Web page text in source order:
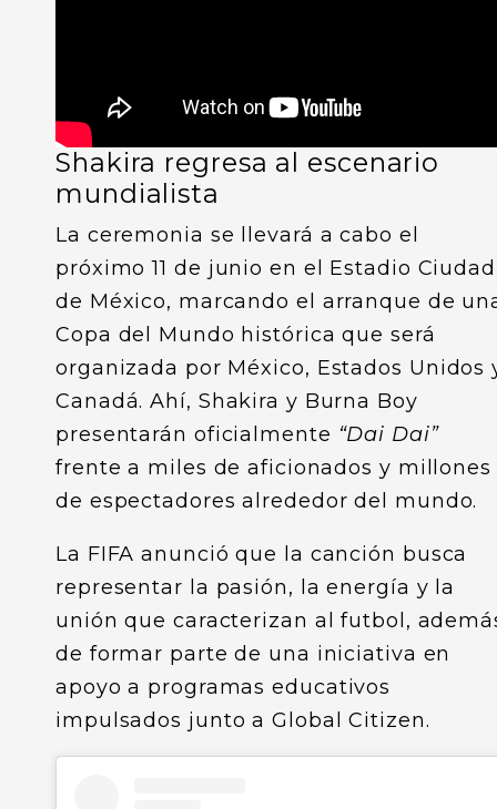
Shakira regresa al escenario
mundialista
La ceremonia se llevará a cabo el
próximo 11 de junio en el Estadio Ciudad
de México, marcando el arranque de
Copa del Mundo histórica que será
organizada por México, Estados Unidos
Canadá. Ahí, Shakira y Burna Boy
presentarán oficialmente “Dai Dai”
frente a miles de aficionados y millones
de espectadores alrededor del mundo.
La FIFA anunció que la canción busca
representar la pasión, la energía y la
unión que caracterizan al futbol,
de formar parte de una iniciativa en
apoyo a programas educativos
impulsados junto a Global Citizen.